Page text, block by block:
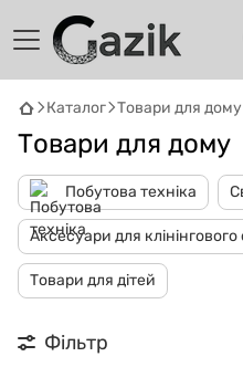
Каталог Товари для дому
Товари для дому
Побутова техніка
Аксесуари для
Товари для дітей
Фільтр
GAZIKAI
Онлайн · пошук техніки